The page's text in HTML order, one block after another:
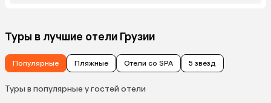
Туры в лучшие отели Грузии
Популярные Пляжные Отели со SPA 5 звезд
Туры в популярные у гостей отели